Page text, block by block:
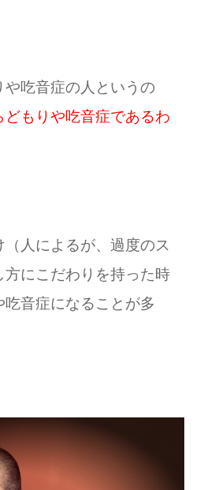
や吃音症の人というの
どもりや吃音症であるわ
（人によるが、過度のス
方にこだわりを持った時
音症になることが多